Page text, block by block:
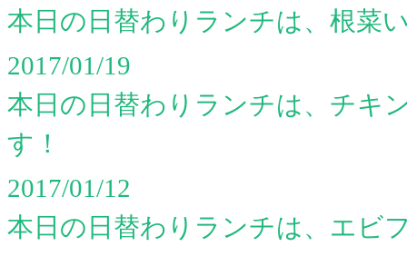
本日の日替わりランチは、根菜
2017/01/19
本日の日替わりランチは、チキ
す！
2017/01/12
本日の日替わりランチは、エビ